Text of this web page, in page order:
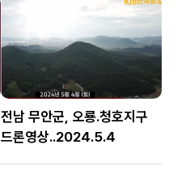
전남 무안군, 오룡.청호지구
드론영상..2024.5.4